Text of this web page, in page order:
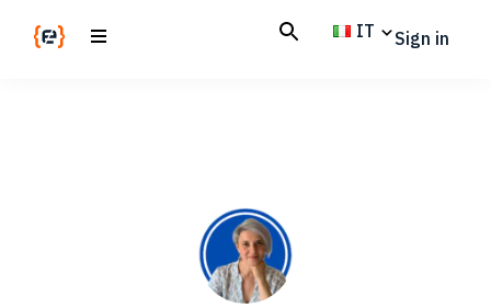
IT Sign in